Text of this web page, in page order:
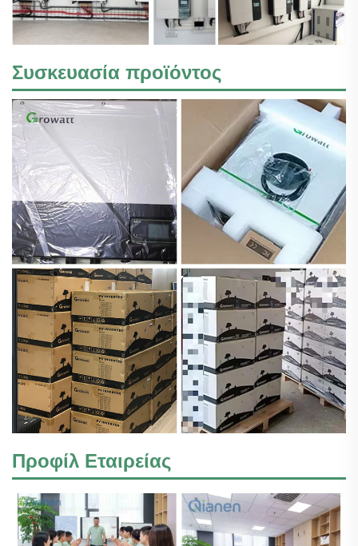
Συσκευασία προϊόντος
Προφίλ Εταιρείας